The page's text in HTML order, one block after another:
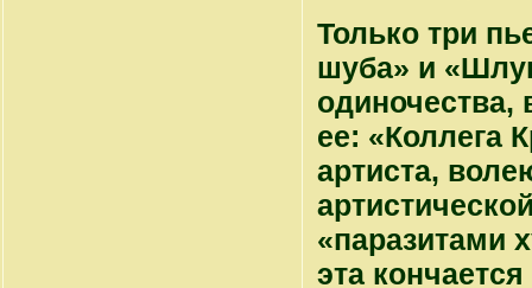
Только три
шуба» и
одиночества,
ее: «Коллега
артиста,
«паразитами
эта